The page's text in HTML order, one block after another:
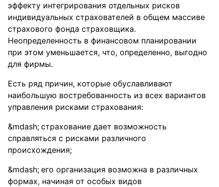
эффекту интегрирования отдельных рисков
индивидуальных страхователей в общем массиве
страхового фонда страховщика.
Неопределенность в финансовом планировании
при этом уменьшается, что, определенно, выгодно
для фирмы.
Есть ряд причин, которые обуславливают
наибольшую востребованность из всех вариантов
управления рисками страхования:
страхование дает возможность
справляться с рисками различного
происхождения;
его организация возможна в различных
формах, начиная от особых видов